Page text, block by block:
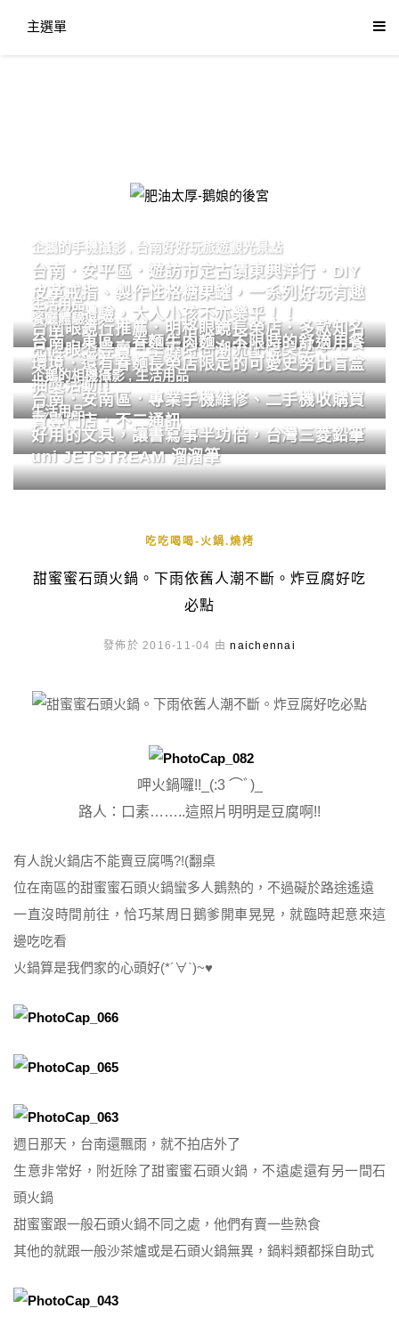
主選單
肥油太厚-鵝娘的後宮
企鵝的手機攝影 台南好好玩旅遊觀光景點
台南．安平區．遊訪市定古蹟東興洋行．DIY
皮革戒指、製作性格糖果罐，一系列好玩有趣
的手作體驗，大人小孩不亦樂乎！！
生活用品
台南眼鏡行推薦．明格眼鏡長榮店．多款知名
品牌眼鏡專賣．掌握時尚潮流配鏡美學。
餐廳體驗
台南．東區．眷麵牛肉麵．不限時的舒適用餐
環境．還有眷麵長榮店限定的可愛史努比盲盒
抽獎活動!!
企鵝的相機攝影,生活用品
台南．安南區．專業手機維修、二手機收購買
賣專門店．不二通訊
生活用品
好用的文具，讓書寫事半功倍，台灣三菱鉛筆
uni JETSTREAM 溜溜筆
吃吃喝喝-火鍋.燒烤
甜蜜蜜石頭火鍋。下雨依舊人潮不斷。炸豆腐好吃
必點
發佈於 2016-11-04 由naichennai
呷火鍋囉!!_(:3 ⌒ﾞ)_
路人：口素……..這照片明明是豆腐啊!!
有人說火鍋店不能賣豆腐嗎?!(翻桌
位在南區的甜蜜蜜石頭火鍋蠻多人鵝熱的，不過礙於路途遙遠
一直沒時間前往，恰巧某周日鵝爹開車晃晃，就臨時起意來這
邊吃吃看
火鍋算是我們家的心頭好(*´∀`)~♥
週日那天，台南還飄雨，就不拍店外了
生意非常好，附近除了甜蜜蜜石頭火鍋，不遠處還有另一間石
頭火鍋
甜蜜蜜跟一般石頭火鍋不同之處，他們有賣一些熟食
其他的就跟一般沙茶爐或是石頭火鍋無異，鍋料類都採自助式